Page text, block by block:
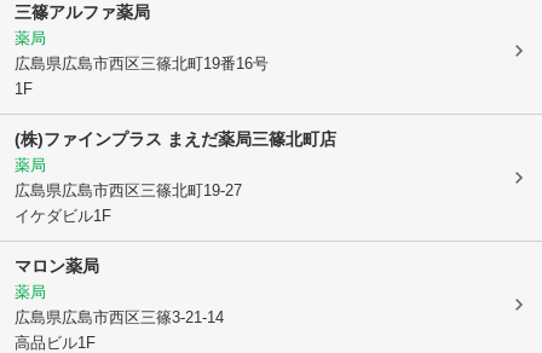
三篠アルファ薬局
薬局
広島県広島市西区三篠北町19番16号
1F
(株)ファインプラス まえだ薬局三篠北町店
薬局
広島県広島市西区三篠北町19-27
イケダビル1F
マロン薬局
薬局
広島県広島市西区三篠3-21-14
高品ビル1F